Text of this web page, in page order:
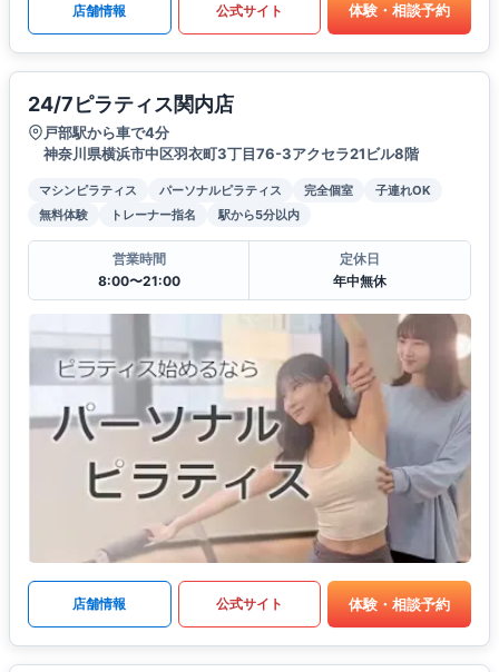
店舗情報 公式サイト 体験・相談予約
24/7ピラティス関内店
戸部駅から車で4分
神奈川県横浜市中区羽衣町3丁目76-3アクセラ21ビル8階
マシンピラティス パーソナルピラティス 完全個室
子連れOK
無料体験
トレーナー指名 駅から5分以内
営業時間
8:00〜21:00
定休日
年中無休
店舗情報 公式サイト 体験・相談予約